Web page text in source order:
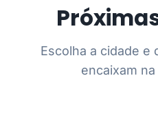
Escolha a cidade e
encaixam